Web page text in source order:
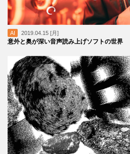
AI 2019.04.15 [月]
意外と奥が深い音声読み上げソフトの世界